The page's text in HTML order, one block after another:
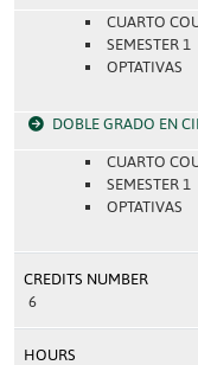
CUARTO
SEMESTER 1
OPTATIVAS
DOBLE GRADO EN
CUARTO
SEMESTER 1
OPTATIVAS
CREDITS NUMBER
6
HOURS